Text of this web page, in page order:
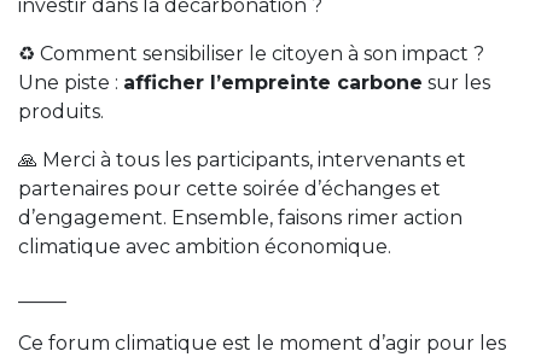
investir dans la décarbonation ?
♻️ Comment sensibiliser le citoyen à son impact ?
Une piste : afficher l’empreinte carbone sur les
produits.
🙏 Merci à tous les participants, intervenants et
partenaires pour cette soirée d’échanges et
d’engagement. Ensemble, faisons rimer action
climatique avec ambition économique.
Ce forum climatique est le moment d’agir pour les